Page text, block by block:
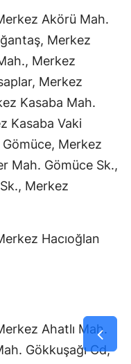
Akörü Mah.
Merkez
Merkez
Merkez
Kasaba Mah.
Kasaba Vaki
Merkez
Mah. Gömüce Sk.,
Merkez
Hacıoğlan
Ahatlı Mah.
Gökkuşağı Cd,